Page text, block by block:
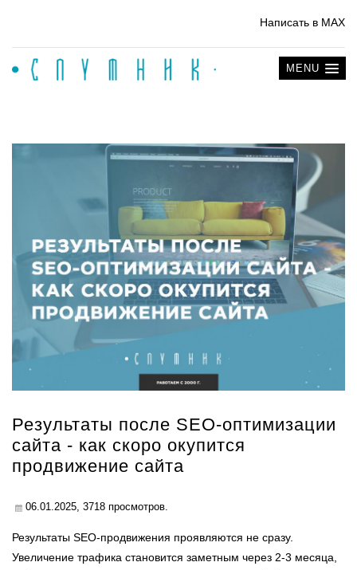
MENU
Написать в MAX
Результаты после SEO-оптимизации
сайта - как скоро окупится
продвижение сайта
06.01.2025, 3718 просмотров.
Результаты SEO-продвижения проявляются не сразу.
Увеличение трафика становится заметным через 2-3 месяца,